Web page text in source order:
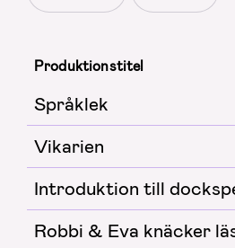
Produktionstitel
Språklek
Vikarien
Introduktion till
Robbi & Eva knäcker